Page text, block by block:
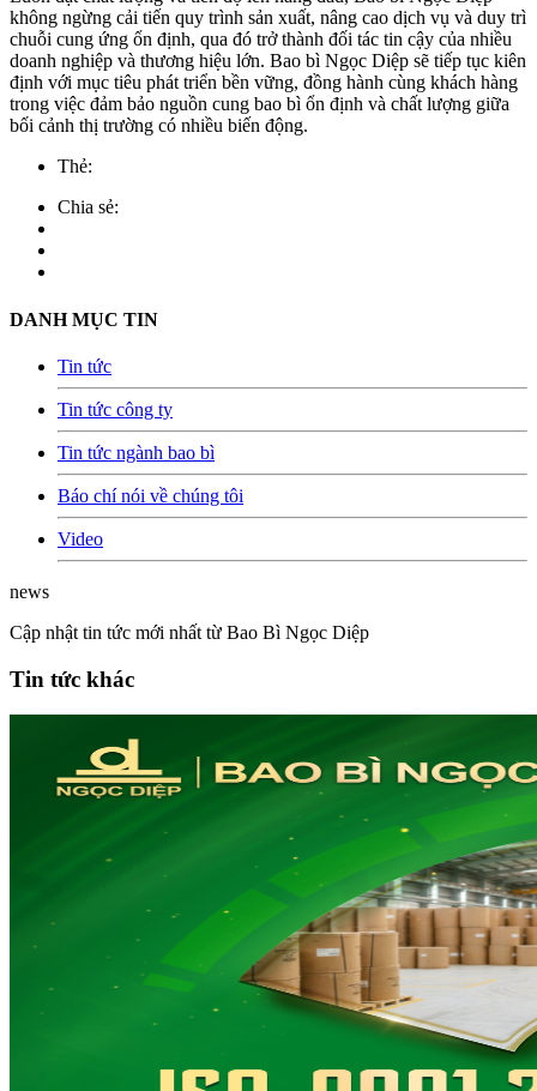
không ngừng cải tiến quy trình sản xuất, nâng cao dịch vụ và duy trì
chuỗi cung ứng ổn định, qua đó trở thành đối tác tin cậy của nhiều
doanh nghiệp và thương hiệu lớn. Bao bì Ngọc Diệp sẽ tiếp tục kiên
định với mục tiêu phát triển bền vững, đồng hành cùng khách hàng
trong việc đảm bảo nguồn cung bao bì ổn định và chất lượng giữa
bối cảnh thị trường có nhiều biến động.
Thẻ:
Chia sẻ:
DANH MỤC TIN
Tin tức
Tin tức công ty
Tin tức ngành bao bì
Báo chí nói về chúng tôi
Video
news
Cập nhật tin tức mới nhất từ Bao Bì Ngọc Diệp
Tin tức khác